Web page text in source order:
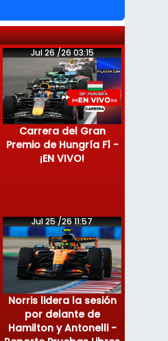
Jul 26 /26 03:15
Carrera del Gran
Premio de Hungría F1 -
¡EN VIVO!
Jul 25 /26 11:57
Norris lidera la sesión
por delante de
Hamilton y Antonelli -